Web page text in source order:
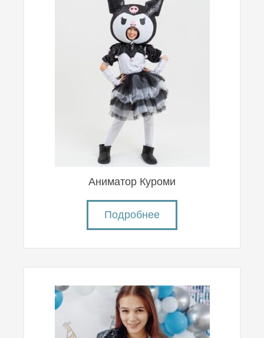
Аниматор Куроми
Подробнее